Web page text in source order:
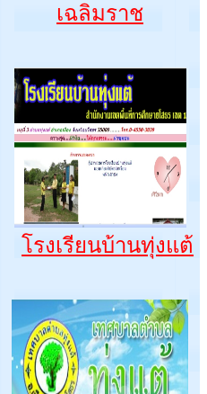
เฉลิมราช
โรงเรียนบ้านทุ่งแต้